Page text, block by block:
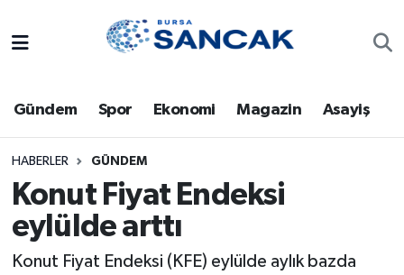
Gündem Spor Ekonomi Magazin Asayiş
HABERLER GÜNDEM
Konut Fiyat Endeksi
eylülde arttı
Konut Fiyat Endeksi (KFE) eylülde aylık bazda
Bursa
Dünya
Eğitim
Ekonomi
Trafik Durumu
Süper Lig Puan Durumu ve Fikstür
Tüm Manşetler
Son Dakika Haberleri